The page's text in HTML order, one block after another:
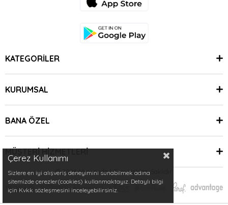
KATEGORİLER
KURUMSAL
BANA ÖZEL
MÜŞTERİ HİZMETLERİ
© 2024 Minimoda | Tüm Hakları Saklıdır.
Çerez Kullanımı
Sizlere en iyi alışveriş deneyimini sunabilmek adına
sitemizde çerezler(cookies) kullanmaktayız. Detaylı bilgi
için Kvkk sözleşmesini inceleyebilirsiniz.